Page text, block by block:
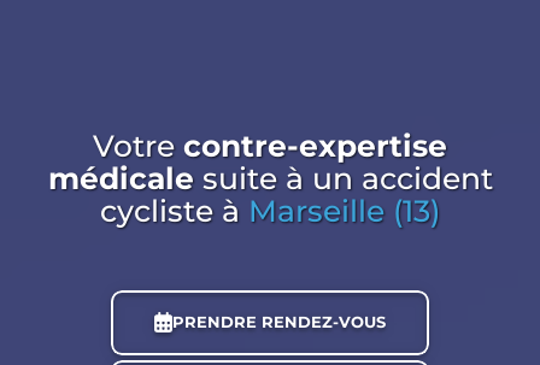
Votre contre-expertise
médicale suite à un accident
cyclisteà Marseille (13)
PRENDRE RENDEZ-VOUS